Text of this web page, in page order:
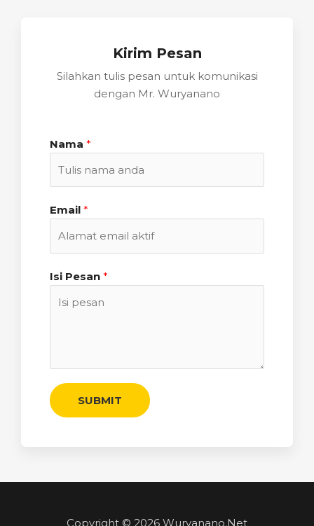
Kirim Pesan
Silahkan tulis pesan untuk komunikasi
dengan Mr. Wuryanano
Nama *
Email *
Isi Pesan *
SUBMIT
Copyright © 2026 Wuryanano.Net